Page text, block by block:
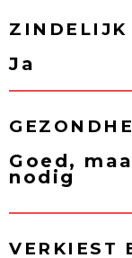
ZINDELIJK
Ja
Goed,
nodig
VERKIEST